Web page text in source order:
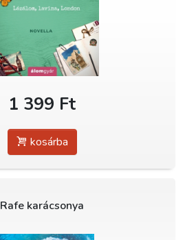
1 399 Ft
kosárba
Rafe karácsonya